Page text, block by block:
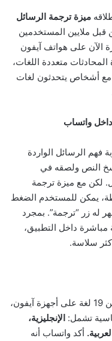
ميزة ترجمة الرسائل
قبل ملايين المستخدمين
الآن على هواتف آيفون
المحادثات متعددة اللغات،
مع أشخاص يتحدثون لغات
داخل واتساب
الرسائل الواردة
النص ولصقه في
لكن مع ميزة ترجمة
يمكن للمستخدم الضغط
له زر “ترجمة”. بمجرد
مباشرة داخل التطبيق،
سلاسة.
عند الإطلاق، تدعم الميزة الجديدة أكثر من 19 لغة على أجهزة آيفون،
الإنجليزية،
أكد واتساب أنه